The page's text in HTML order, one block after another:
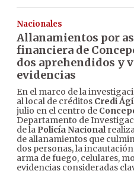
Nacionales
Allanamientos por
financiera de
dos aprehendidos y
evidencias
En el marco de la
al local de créditos Credi
julio en el centro de
Departamento de
de la Policía Nacional
de allanamientos que
dos personas, la
arma de fuego, celulares,
evidencias consideradas